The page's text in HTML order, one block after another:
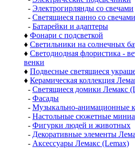
- Электрогирлянды со свечами
- Светящиеся панно со свечами
- Батарейки и адаптеры
♦ Фонари с подсветкой
♦ Светильники на солнечных
♦ Светодиодная флористика -
венки
♦ Подвесные светящиеся
♦ Керамическая коллекция
- Светящиеся домики Лемакс
- Фасады
- Музыкально-анимационные
- Настольные сюжетные
- Фигурки людей и животных
- Декоративные элементы
- Аксессуары Лемакс (Lemax)